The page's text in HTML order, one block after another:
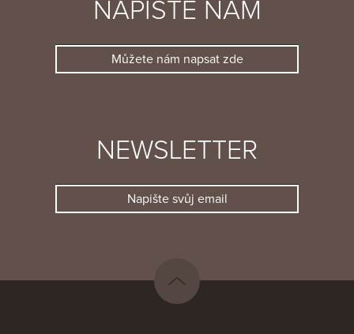
NAPIŠTE NÁM
Můžete nám napsat zde
NEWSLETTER
Napište svůj email